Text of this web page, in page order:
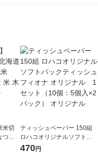
米切
つぼ
7年産
ティッシュペーパー 150組
ロハコオリジナルソフトパ
ックティッシュ フィオナ オ
470円